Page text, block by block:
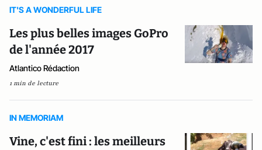
IT'S A WONDERFUL LIFE
Les plus belles images GoPro
de l'année 2017
Atlantico Rédaction
1 min de lecture
IN MEMORIAM
Vine, c'est fini : les meilleurs